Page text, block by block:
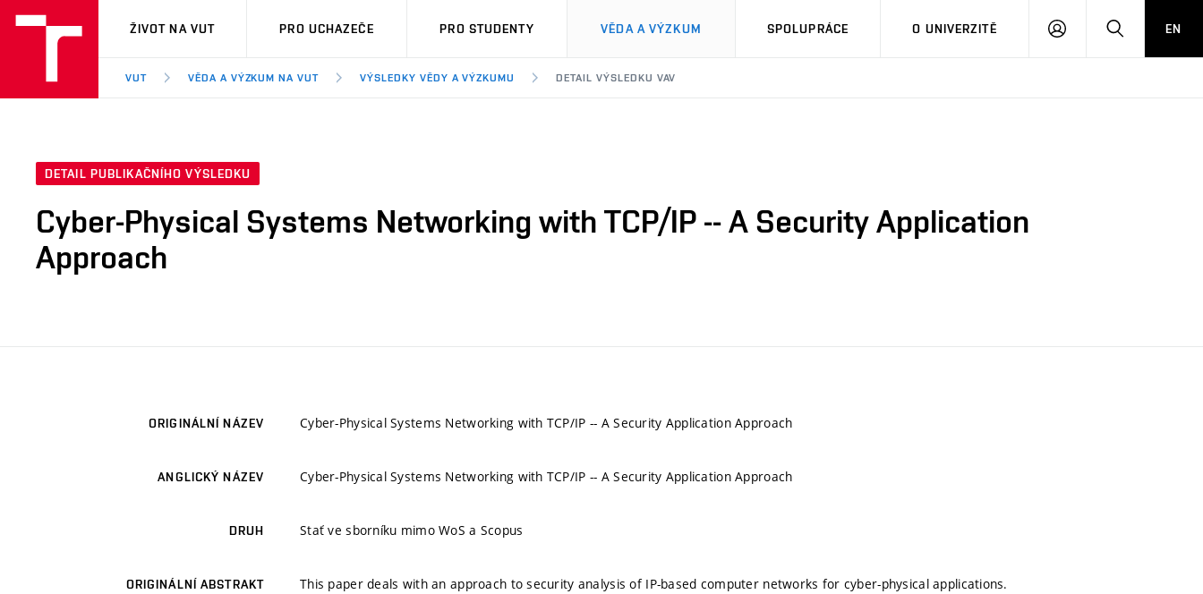
VUT
ŽIVOT NA VUT PRO UCHAZEČE PRO STUDENTY VĚDA A VÝZKUM SPOLUPRÁCE O UNIVERZITĚ
PŘIHLÁSIT HLEDATEN
VUT VĚDA A VÝZKUM NA VUT VÝSLEDKY VĚDY A VÝZKUMU DETAIL VÝSLEDKU VAV
DETAIL PUBLIKAČNÍHO VÝSLEDKU
Cyber-Physical Systems Networking with TCP/IP -- A Security Application
Approach
ORIGINÁLNÍ NÁZEV Cyber-Physical Systems Networking with TCP/IP -- A Security Application Approach
ANGLICKÝ NÁZEV Cyber-Physical Systems Networking with TCP/IP -- A Security Application Approach
DRUH Stať ve sborníku mimo WoS a Scopus
ORIGINÁLNÍ ABSTRAKT
This paper deals with an approach to security analysis of IP-based computer networks for cyber-physical applications.